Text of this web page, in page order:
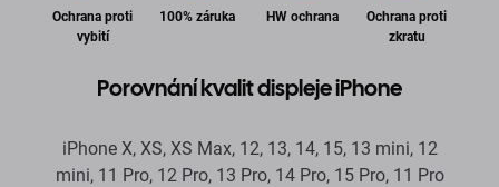
Ochrana proti
vybití
100% záruka HW ochrana
Ochrana proti
zkratu
Porovnání kvalit displeje iPhone
iPhone X, XS, XS Max, 12, 13, 14, 15, 13 mini, 12
mini, 11 Pro, 12 Pro, 13 Pro, 14 Pro, 15 Pro, 11 Pro